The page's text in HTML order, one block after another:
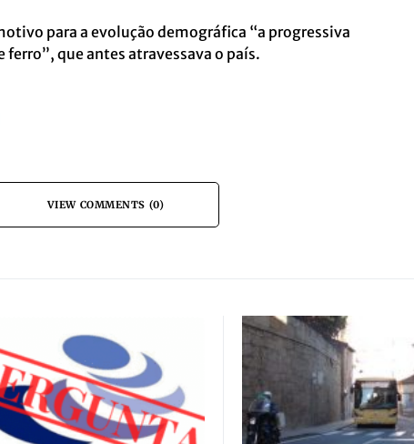
para a evolução demográfica “a progressiva
que antes atravessava o país.
VIEW COMMENTS (0)